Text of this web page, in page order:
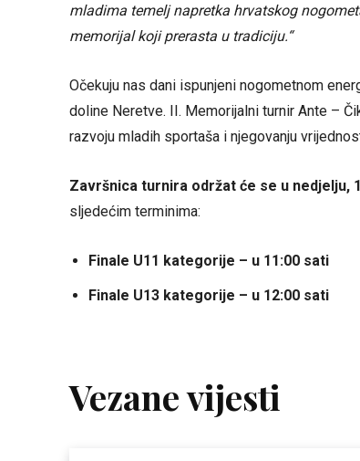
mladima temelj napretka hrvatskog
memorijal koji prerasta u tradiciju.“
Očekuju nas dani ispunjeni nogometnom
doline Neretve. II. Memorijalni turnir Ante –
razvoju mladih sportaša i njegovanju
Završnica turnira održat će se u nedjelju,
sljedećim terminima:
Finale U11 kategorije – u 11:00 sati
Finale U13 kategorije – u 12:00 sati
Vezane vijesti